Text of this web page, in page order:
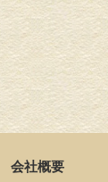
会社概要